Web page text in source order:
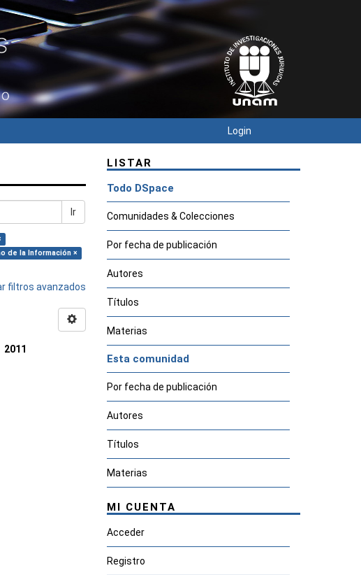
Login
Ir
de la Información ×
filtros avanzados
2011
LISTAR
Todo DSpace
Comunidades & Colecciones
Por fecha de publicación
Autores
Títulos
Materias
Esta comunidad
Por fecha de publicación
Autores
Títulos
Materias
MI CUENTA
Acceder
Registro